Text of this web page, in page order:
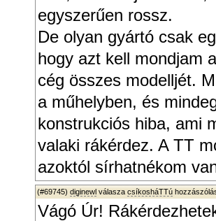
egyszerűen rossz.
De olyan gyártó csak
hogy azt kell mondjam
cég összes modelljét.
a műhelyben, és
konstrukciós hiba, ami
valaki rákérdez. A TT
azoktól sírhatnékom
(#69745) diginewl válasza csíkosháTTú
Vágó Úr!